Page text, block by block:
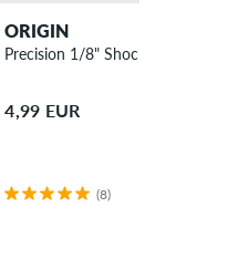
Wielen 60 mm 97A 4 Pack
ORIGIN
Precision 1/8" Shock Pads 2 Pack
4,99 EUR
(8)